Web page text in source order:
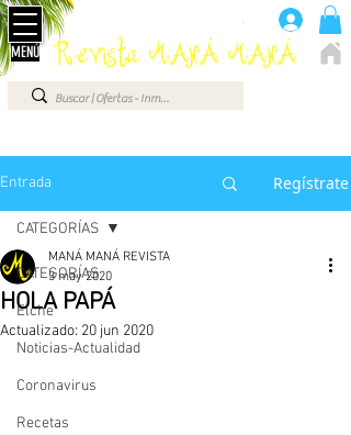
Revista MANÁ MANÁ
Anúnciate aquí 660 07 87 87
.
MENÚ
Entrada Regístrate
CATEGORÍAS
Elche
Noticias-Actualidad
Coronavirus
Recetas
CATEGORÍAS
HOLA PAPÁ
MANÁ MANÁ REVISTA
3 may 2020
Actualizado: 20 jun 2020